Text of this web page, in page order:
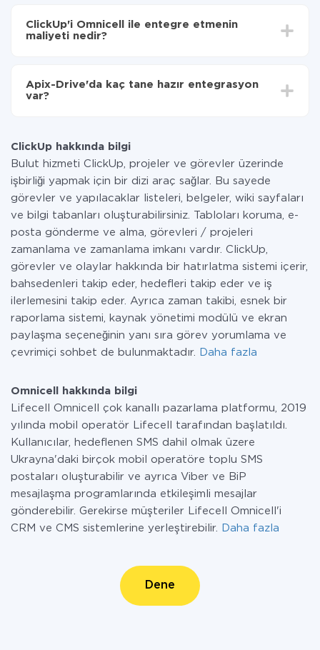
Omnicell'ye aktarılacaktır.
olarak, 10-15 dakika sürer.
ClickUp'i Omnicell ile entegre etmenin
maliyeti nedir?
Hizmetimiz aracılığıyla yalnızca bir sisteminizden
diğerine aktarılan veri miktarı için ödeme yaparsınız.
Apix-Drive'da kaç tane hazır entegrasyon
var?
ClickUp hakkında bilgi
Bulut hizmeti ClickUp, projeler ve görevler üzerinde
işbirliği yapmak için bir dizi araç sağlar. Bu sayede
görevler ve yapılacaklar listeleri, belgeler, wiki sayfaları
ve bilgi tabanları oluşturabilirsiniz. Tabloları koruma, e-
posta gönderme ve alma, görevleri / projeleri
zamanlama ve zamanlama imkanı vardır. ClickUp,
görevler ve olaylar hakkında bir hatırlatma sistemi içerir,
bahsedenleri takip eder, hedefleri takip eder ve iş
ilerlemesini takip eder. Ayrıca zaman takibi, esnek bir
raporlama sistemi, kaynak yönetimi modülü ve ekran
paylaşma seçeneğinin yanı sıra görev yorumlama ve
çevrimiçi sohbet de bulunmaktadır.
Daha fazla
Omnicell hakkında bilgi
Lifecell Omnicell çok kanallı pazarlama platformu, 2019
yılında mobil operatör Lifecell tarafından başlatıldı.
Kullanıcılar, hedeflenen SMS dahil olmak üzere
Ukrayna'daki birçok mobil operatöre toplu SMS
postaları oluşturabilir ve ayrıca Viber ve BiP
mesajlaşma programlarında etkileşimli mesajlar
gönderebilir. Gerekirse müşteriler Lifecell Omnicell'i
CRM ve CMS sistemlerine yerleştirebilir.
Daha fazla
Dene